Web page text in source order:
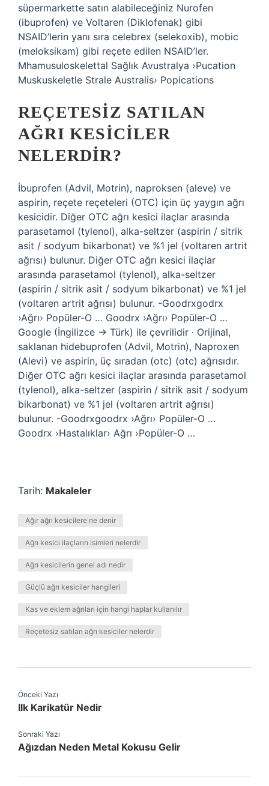
süpermarkette satın alabileceğiniz Nurofen
(ibuprofen) ve Voltaren (Diklofenak) gibi
NSAID’lerin yanı sıra celebrex (selekoxib), mobic
(meloksikam) gibi reçete edilen NSAID’ler.
Mhamusuloskelettal Sağlık Avustralya ›Pucation
Muskuskeletle Strale Australis› Popications
REÇETESIZ SATILAN
AĞRI KESICILER
NELERDIR?
İbuprofen (Advil, Motrin), naproksen (aleve) ve
aspirin, reçete reçeteleri (OTC) için üç yaygın ağrı
kesicidir. Diğer OTC ağrı kesici ilaçlar arasında
parasetamol (tylenol), alka-seltzer (aspirin / sitrik
asit / sodyum bikarbonat) ve %1 jel (voltaren artrit
ağrısı) bulunur. Diğer OTC ağrı kesici ilaçlar
arasında parasetamol (tylenol), alka-seltzer
(aspirin / sitrik asit / sodyum bikarbonat) ve %1 jel
(voltaren artrit ağrısı) bulunur. -Goodrxgodrx
›Ağrı› Popüler-O … Goodrx ›Ağrı› Popüler-O …
Google (İngilizce → Türk) ile çevrilidir · Orijinal,
saklanan hidebuprofen (Advil, Motrin), Naproxen
(Alevi) ve aspirin, üç sıradan (otc) (otc) ağrısıdır.
Diğer OTC ağrı kesici ilaçlar arasında parasetamol
(tylenol), alka-seltzer (aspirin / sitrik asit / sodyum
bikarbonat) ve %1 jel (voltaren artrit ağrısı)
bulunur. -Goodrxgoodrx ›Ağrı› Popüler-O …
Goodrx ›Hastalıklar› Ağrı ›Popüler-O …
Tarih: Makaleler
Ağır ağrı kesicilere ne denir
Ağrı kesici ilaçların isimleri nelerdir
Ağrı kesicilerin genel adı nedir
Güçlü ağrı kesiciler hangileri
Kas ve eklem ağrıları için hangi haplar kullanılır
Reçetesiz satılan ağrı kesiciler nelerdir
Önceki Yazı
Ilk Karikatür Nedir
Sonraki Yazı
Ağızdan Neden Metal Kokusu Gelir